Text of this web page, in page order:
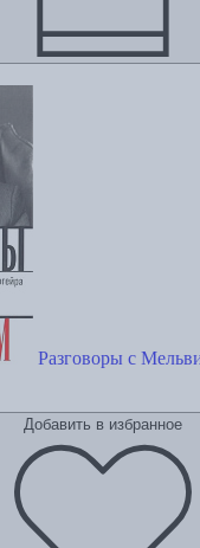
Разговоры с
Добавить в избранное